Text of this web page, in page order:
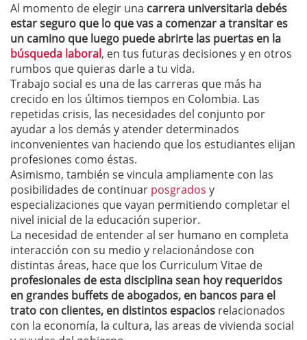
Al momento de elegir una carrera universitaria debés
estar seguro que lo que vas a comenzar a transitar es
un camino que luego puede abrirte las puertas en la
búsqueda laboral, en tus futuras decisiones y en otros
rumbos que quieras darle a tu vida.
Trabajo social es una de las carreras que más ha
crecido en los últimos tiempos en Colombia. Las
repetidas crisis, las necesidades del conjunto por
ayudar a los demás y atender determinados
inconvenientes van haciendo que los estudiantes elijan
profesiones como éstas.
Asimismo, también se vincula ampliamente con las
posibilidades de continuar posgrados y
especializaciones que vayan permitiendo completar el
nivel inicial de la educación superior.
La necesidad de entender al ser humano en completa
interacción con su medio y relacionándose con
distintas áreas, hace que los Curriculum Vitae de
profesionales de esta disciplina sean hoy requeridos
en grandes buffets de abogados, en bancos para el
trato con clientes, en distintos espacios relacionados
con la economía, la cultura, las areas de vivienda social